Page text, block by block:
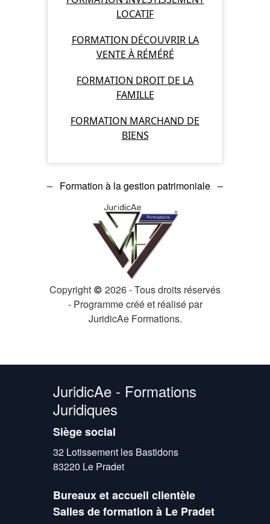
LOCATIF
FORMATION DÉCOUVRIR LA
VENTE À RÉMÉRÉ
FORMATION DROIT DE LA
FAMILLE
FORMATION MARCHAND DE
BIENS
Formation à la gestion patrimoniale
Copyright © 2026 - Tous droits réservés
- Programme créé et réalisé par
JuridicAe Formations.
JuridicAe - Formations
Juridiques
Siège social
32 Lotissement les Bastidons
83220 Le Pradet
Bureaux et accueil clientèle
Salles de formation à Le Pradet